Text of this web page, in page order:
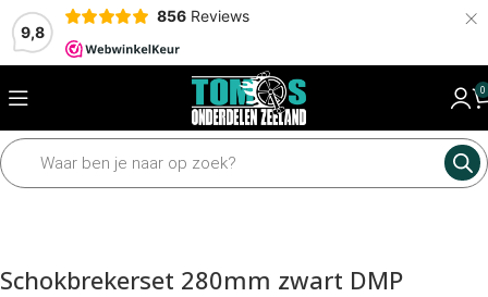
9,8
856 Reviews ×
0
Home Framedelen Schokbreker Schokbrekers
Schokbrekerset 280mm zwart DMP